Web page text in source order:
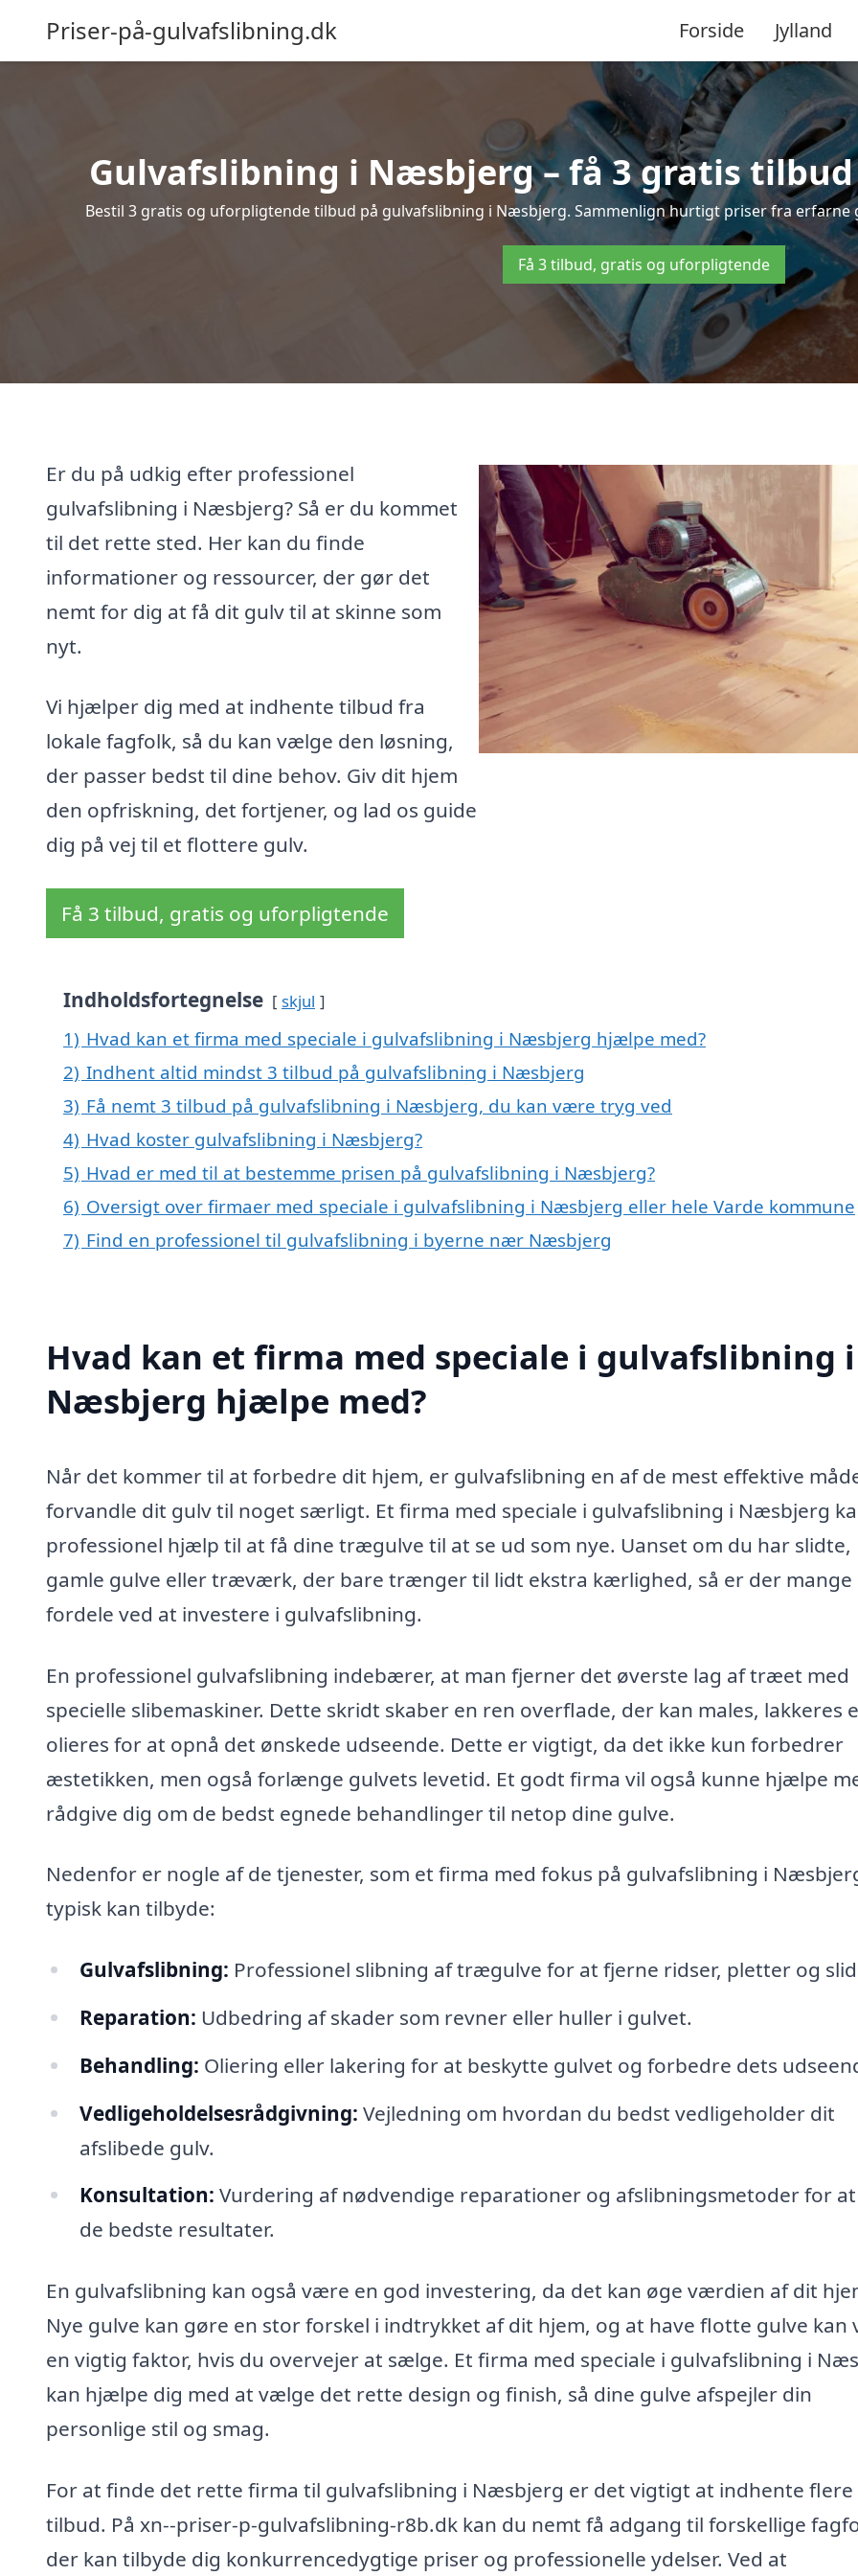
Priser-på-gulvafslibning.dk Forside Jylland
Gulvafslibning i Næsbjerg – få 3 gratis
Bestil 3 gratis og uforpligtende tilbud på gulvafslibning i Næsbjerg. Sammenlign hurtigt priser fra
Få 3 tilbud, gratis og uforpligtende
Er du på udkig efter professionel
gulvafslibning i Næsbjerg? Så er du kommet
til det rette sted. Her kan du finde
informationer og ressourcer, der gør det
nemt for dig at få dit gulv til at skinne som
nyt.
Vi hjælper dig med at indhente tilbud fra
lokale fagfolk, så du kan vælge den løsning,
der passer bedst til dine behov. Giv dit hjem
den opfriskning, det fortjener, og lad os guide
dig på vej til et flottere gulv.
Få 3 tilbud, gratis og uforpligtende
Indholdsfortegnelse skjul
1) Hvad kan et firma med speciale i gulvafslibning i Næsbjerg hjælpe med?
2) Indhent altid mindst 3 tilbud på gulvafslibning i Næsbjerg
3) Få nemt 3 tilbud på gulvafslibning i Næsbjerg, du kan være tryg ved
4) Hvad koster gulvafslibning i Næsbjerg?
5) Hvad er med til at bestemme prisen på gulvafslibning i Næsbjerg?
6) Oversigt over firmaer med speciale i gulvafslibning i Næsbjerg eller hele Varde kommune
7) Find en professionel til gulvafslibning i byerne nær Næsbjerg
Hvad kan et firma med speciale i gulvafslibning i
Næsbjerg hjælpe med?
Når det kommer til at forbedre dit hjem, er gulvafslibning en af de mest effektive
forvandle dit gulv til noget særligt. Et firma med speciale i gulvafslibning i Næsbjerg
professionel hjælp til at få dine trægulve til at se ud som nye. Uanset om du har slidte,
gamle gulve eller træværk, der bare trænger til lidt ekstra kærlighed, så er der mange
fordele ved at investere i gulvafslibning.
En professionel gulvafslibning indebærer, at man fjerner det øverste lag af træet med
specielle slibemaskiner. Dette skridt skaber en ren overflade, der kan males, lakkeres
olieres for at opnå det ønskede udseende. Dette er vigtigt, da det ikke kun forbedrer
æstetikken, men også forlænge gulvets levetid. Et godt firma vil også kunne hjælpe
rådgive dig om de bedst egnede behandlinger til netop dine gulve.
Nedenfor er nogle af de tjenester, som et firma med fokus på gulvafslibning i
typisk kan tilbyde:
Gulvafslibning: Professionel slibning af trægulve for at fjerne ridser, pletter og
Reparation: Udbedring af skader som revner eller huller i gulvet.
Behandling: Oliering eller lakering for at beskytte gulvet og forbedre dets
Vedligeholdelsesrådgivning: Vejledning om hvordan du bedst vedligeholder dit
afslibede gulv.
Konsultation: Vurdering af nødvendige reparationer og afslibningsmetoder for
de bedste resultater.
En gulvafslibning kan også være en god investering, da det kan øge værdien af dit
Nye gulve kan gøre en stor forskel i indtrykket af dit hjem, og at have flotte gulve kan
en vigtig faktor, hvis du overvejer at sælge. Et firma med speciale i gulvafslibning i
kan hjælpe dig med at vælge det rette design og finish, så dine gulve afspejler din
personlige stil og smag.
For at finde det rette firma til gulvafslibning i Næsbjerg er det vigtigt at indhente flere
tilbud. På xn--priser-p-gulvafslibning-r8b.dk kan du nemt få adgang til forskellige
der kan tilbyde dig konkurrencedygtige priser og professionelle ydelser. Ved at